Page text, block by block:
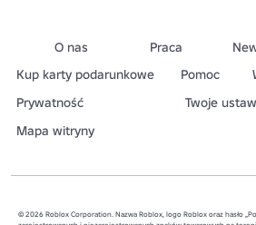
O nas Praca
Kup karty podarunkowe
Pomoc
Prywatność
Twoje
Mapa witryny
© 2026 Roblox Corporation. Nazwa Roblox, logo Roblox oraz hasło